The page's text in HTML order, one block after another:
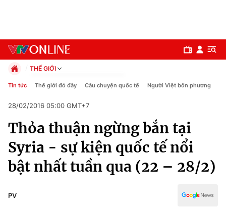
Chuyên mục
Chính trị
Xã hội
Pháp luật
THẾ GIỚI
Chính trị
Pháp luật
Kinh tế
Thể thao
Truyền hình
Văn hóa - Giải trí
Tin tức Thế giới đó đây Câu chuyện quốc tế Người Việt bốn phương
28/02/2016 05:00 GMT+7
Thỏa thuận ngừng bắn tại
Syria - sự kiện quốc tế nổi
bật nhất tuần qua (22 – 28/2)
PV